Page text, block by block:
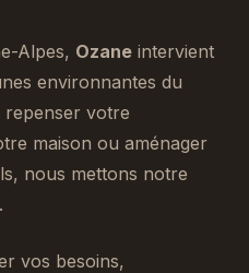
Alpes, Ozane intervient
environnantes du
repenser votre
maison ou aménager
nous mettons notre
vos besoins,